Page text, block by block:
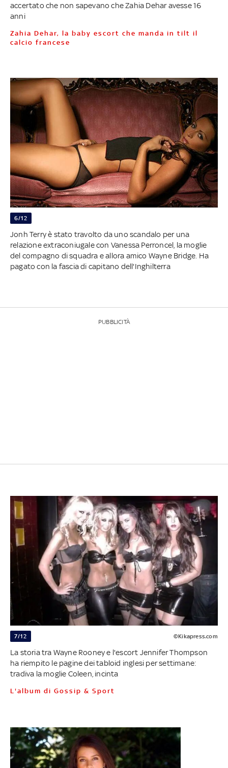
accertato che non sapevano che Zahia Dehar avesse 16
anni
Zahia Dehar, la baby escort che manda in tilt il
calcio francese
6/12
Jonh Terry è stato travolto da uno scandalo per una
relazione extraconiugale con Vanessa Perroncel, la moglie
del compagno di squadra e allora amico Wayne Bridge. Ha
pagato con la fascia di capitano dell'Inghilterra
PUBBLICITÀ
7/12 ©Kikapress.com
La storia tra Wayne Rooney e l'escort Jennifer Thompson
ha riempito le pagine dei tabloid inglesi per settimane:
tradiva la moglie Coleen, incinta
L'album di Gossip & Sport